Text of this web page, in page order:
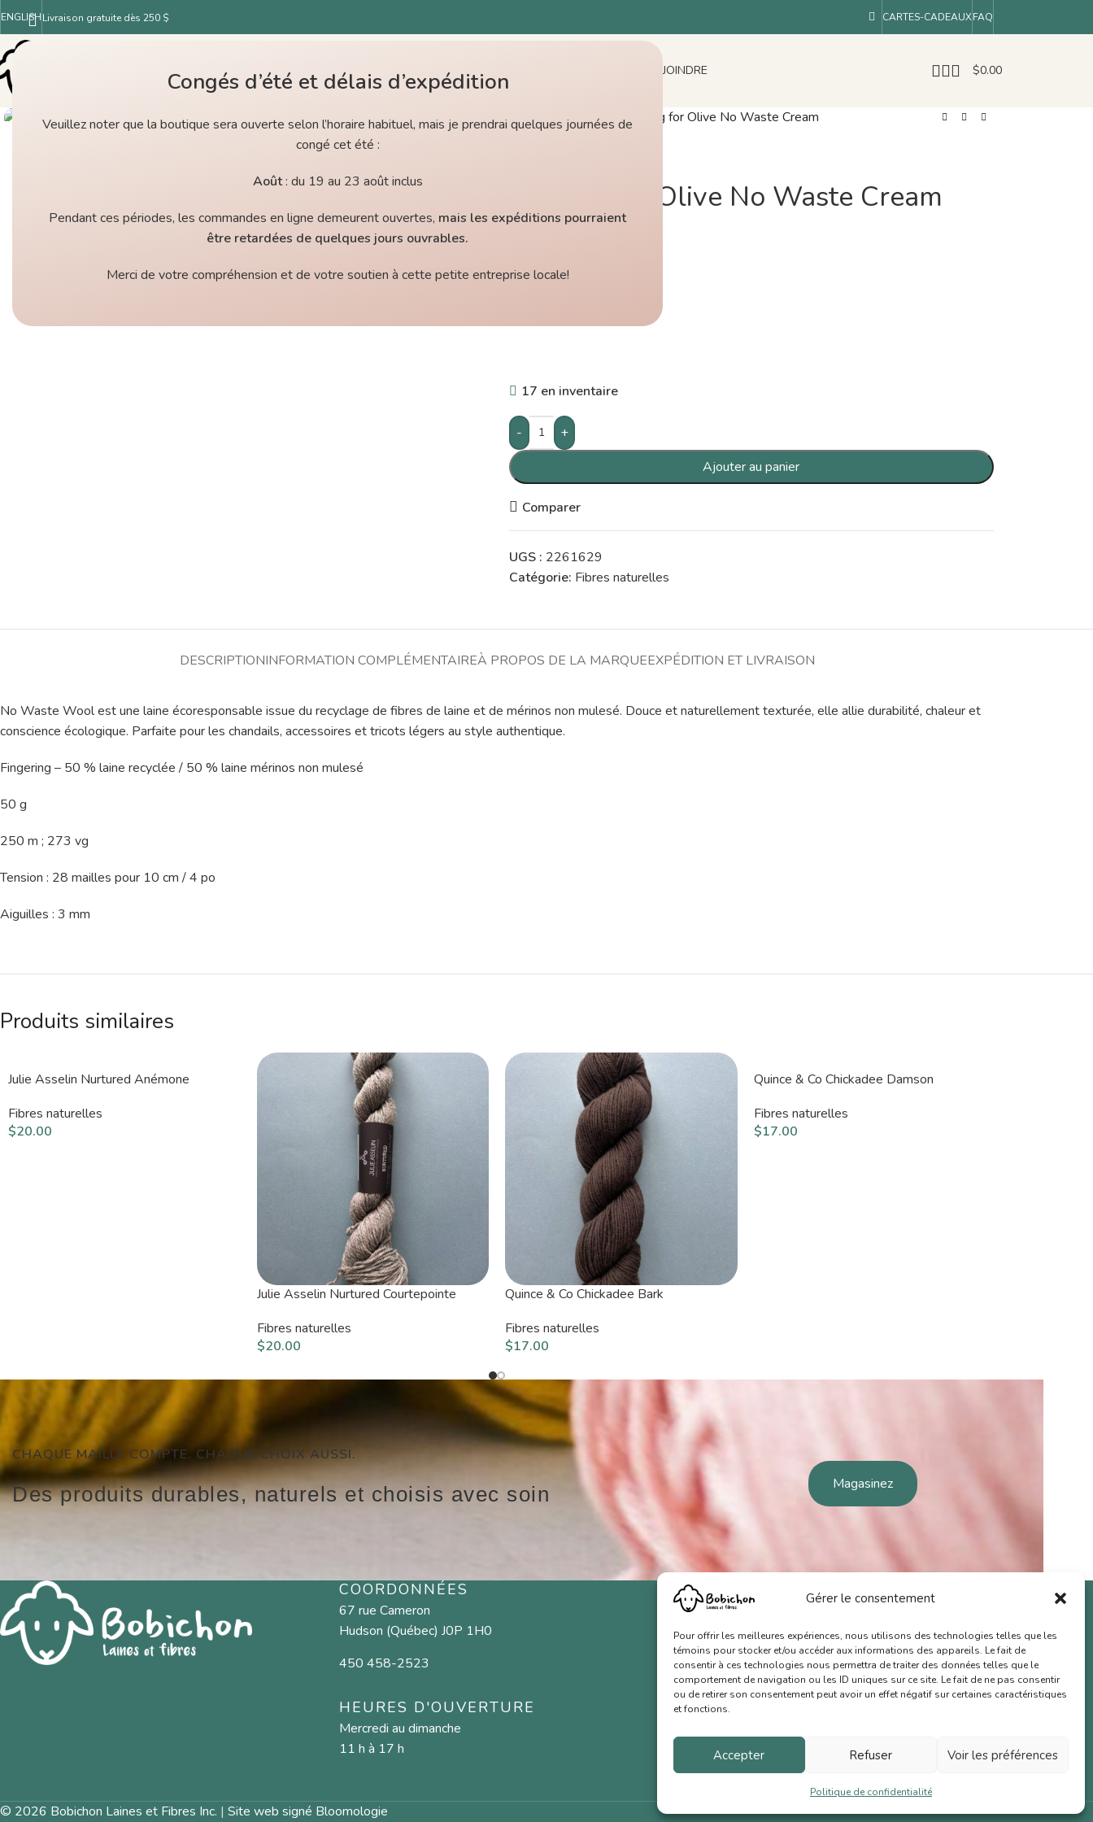
Congés d’été et délais d’expédition
Veuillez noter que la boutique sera ouverte selon l’horaire habituel, mais je prendrai quelques journées de
congé cet été :
Août: du 19 au 23 août inclus
Pendant ces périodes, les commandes en ligne demeurent ouvertes, mais les expéditions pourraient
être retardées de quelques jours ouvrables.
Merci de votre compréhension et de votre soutien à cette petite entreprise locale!
Gérer le consentement
Pour offrir les meilleures expériences, nous utilisons des technologies telles que les
témoins pour stocker et/ou accéder aux informations des appareils. Le fait de
consentir à ces technologies nous permettra de traiter des données telles que le
comportement de navigation ou les ID uniques sur ce site. Le fait de ne pas consentir
ou de retirer son consentement peut avoir un effet négatif sur certaines caractéristiques
et fonctions.
Accepter Refuser Voir les préférences
Politique de confidentialité
ENGLISHLivraison gratuite dès 250 $ CARTES-CADEAUXFAQ
ACCUEIL BOUTIQUE NOUS JOINDRE $0.00
Accueil Boutique Knitting for Olive No Waste Cream
Knitting for Olive No Waste Cream
COULEURS
17 en inventaire
-
+
Ajouter au panier
Comparer
UGS : 2261629
Catégorie: Fibres naturelles
DESCRIPTIONINFORMATION COMPLÉMENTAIREÀ PROPOS DE LA MARQUEEXPÉDITION ET LIVRAISON
No Waste Wool est une laine écoresponsable issue du recyclage de fibres de laine et de mérinos non mulesé. Douce et naturellement texturée, elle allie durabilité, chaleur et
conscience écologique. Parfaite pour les chandails, accessoires et tricots légers au style authentique.
Fingering – 50 % laine recyclée / 50 % laine mérinos non mulesé
50 g
250 m ; 273 vg
Tension : 28 mailles pour 10 cm / 4 po
Aiguilles : 3 mm
Produits similaires
Julie Asselin Nurtured Anémone
Fibres naturelles
$20.00
Julie Asselin Nurtured Courtepointe
Fibres naturelles
$20.00
Quince & Co Chickadee Bark
Fibres naturelles
$17.00
Quince & Co Chickadee Damson
Fibres naturelles
$17.00
CHAQUE MAILLE COMPTE. CHAQUE CHOIX AUSSI.
Des produits durables, naturels et choisis avec soin Magasinez
COORDONNÉES
67 rue Cameron
Hudson (Québec) J0P 1H0
450 458-2523
HEURES D'OUVERTURE
Mercredi au dimanche
11 h à 17 h
MENU
Fibres naturelles
Aiguilles et crochets
Cartes-cadeaux
Nous joindre
Conditions de vente
Politique de confidentialité
© 2026 Bobichon Laines et Fibres Inc. | Site web signé Bloomologie